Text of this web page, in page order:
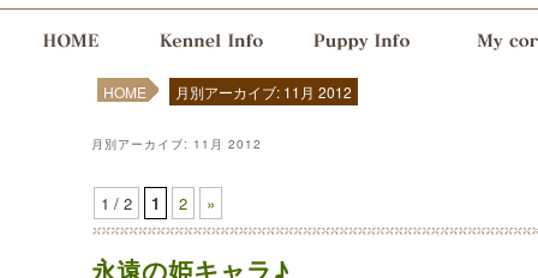
メインコンテンツへ移動
サブコンテンツへ移動
HOME 月別アーカイブ: 11月 2012
月別アーカイブ: 11月 2012
1 / 2 1 2 »
永遠の姫キャラ♪